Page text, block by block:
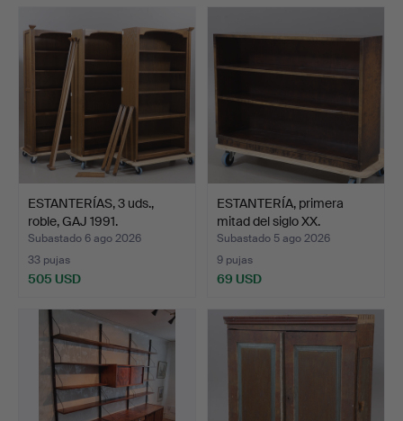
ESTANTERÍAS, 3 uds.,
roble, GAJ 1991.
Subastado 6 ago 2026
33 pujas
505 USD
ESTANTERÍA, primera
mitad del siglo XX.
Subastado 5 ago 2026
9 pujas
69 USD